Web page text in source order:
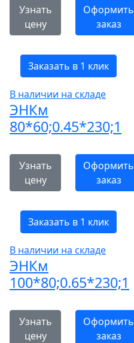
Узнать
цену
Оформить
заказ
Заказать в 1 клик
В наличии на складе
ЭНКм
80*60;0.45*230;1
Узнать
цену
Оформить
заказ
Заказать в 1 клик
В наличии на складе
ЭНКм
100*80;0.65*230;1
Узнать
цену
Оформить
заказ